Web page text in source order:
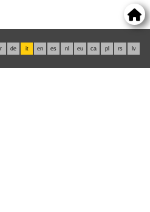
de it en es nl eu ca pl rs lv